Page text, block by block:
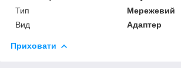
Тип
Мережевий
Вид
Адаптер
Приховати